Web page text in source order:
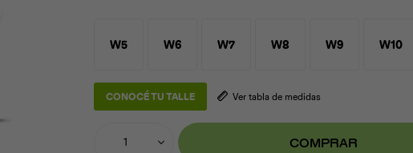
W5 W6 W7 W8 W9 W10
CONOCÉ TU TALLE Ver tabla de medidas
1 COMPRAR